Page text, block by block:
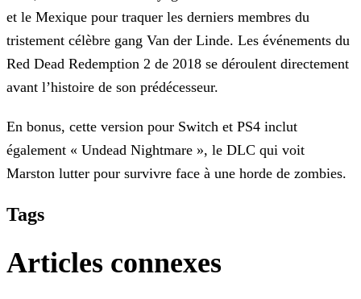
et le Mexique pour traquer les derniers membres du
tristement célèbre gang Van der Linde. Les événements du
Red Dead Redemption 2 de 2018 se déroulent directement
avant l’histoire de son prédécesseur.
En bonus, cette version pour Switch et PS4 inclut
également « Undead Nightmare », le DLC qui voit
Marston lutter pour survivre face à une horde de zombies.
Tags
Articles connexes